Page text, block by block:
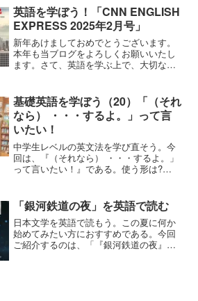
い。大切なことは、毎日続けることであ
る。そのためには、最良の...
英語を学ぼう！「CNN ENGLISH
EXPRESS 2025年2月号」
新年あけましておめでとうございます。
本年も当ブログをよろしくお願いいたし
ます。さて、英語を学ぶ上で、大切なこ
英語が素材ながら、語注や解説もしっか
りついているので、安心し...
基礎英語を学ぼう（20）「（それ
なら） ・・・するよ。」って言
いたい！
中学生レベルの英文法を学び直そう。今
回は、『（それなら） ・・・するよ。」
って言いたい！』である。使う形は?
とを表す...
「銀河鉄道の夜」を英語で読む
日本文学を英語で読もう。この夏に何か
始めてみたい方におすすめである。今回
ご紹介するのは、「『銀河鉄道の夜』を